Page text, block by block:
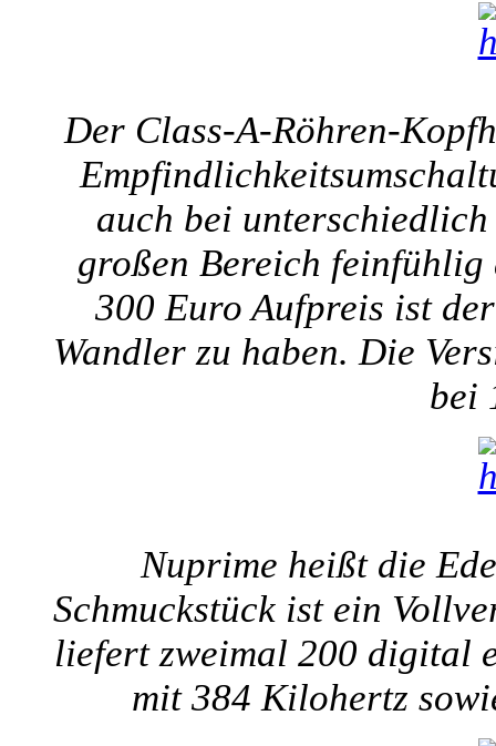
Der Class-A-Röhren-
auch bei
großen Bereich feinfühlig
300 Euro Aufpreis ist
Wandler zu haben. Die
bei
Nuprime heißt die
Schmuckstück ist ein
liefert zweimal 200 digital
mit 384 Kilohertz